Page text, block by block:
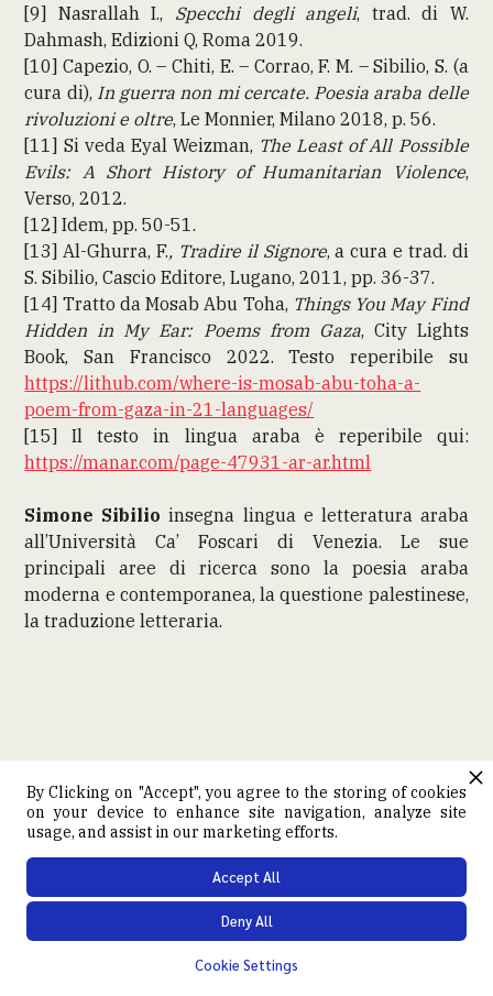
[9] Nasrallah I., Specchi degli angeli, trad. di W.
Dahmash, Edizioni Q, Roma 2019.
[10] Capezio, O. – Chiti, E. – Corrao, F. M. – Sibilio, S. (a
cura di), In guerra non mi cercate. Poesia araba delle
rivoluzioni e oltre, Le Monnier, Milano 2018, p. 56.
[11] Si veda Eyal Weizman, The Least of All Possible
Evils: A Short History of Humanitarian Violence,
Verso, 2012.
[12] Idem, pp. 50-51.
[13] Al-Ghurra, F., Tradire il Signore, a cura e trad. di
S. Sibilio, Cascio Editore, Lugano, 2011, pp. 36-37.
[14] Tratto da Mosab Abu Toha, Things You May Find
Hidden in My Ear: Poems from Gaza, City Lights
Book, San Francisco 2022. Testo reperibile su
https://lithub.com/where-is-mosab-abu-toha-a-
poem-from-gaza-in-21-languages/
[15] Il testo in lingua araba è reperibile qui:
https://manar.com/page-47931-ar-ar.html
Simone Sibilio insegna lingua e letteratura araba
all’Università Ca’ Foscari di Venezia. Le sue
principali aree di ricerca sono la poesia araba
moderna e contemporanea, la questione palestinese,
la traduzione letteraria.
Suggerimenti
By Clicking on "Accept", you agree to the storing of cookies
on your device to enhance site navigation, analyze site
usage, and assist in our marketing efforts.
Cookie Settings
Deny All
Accept All